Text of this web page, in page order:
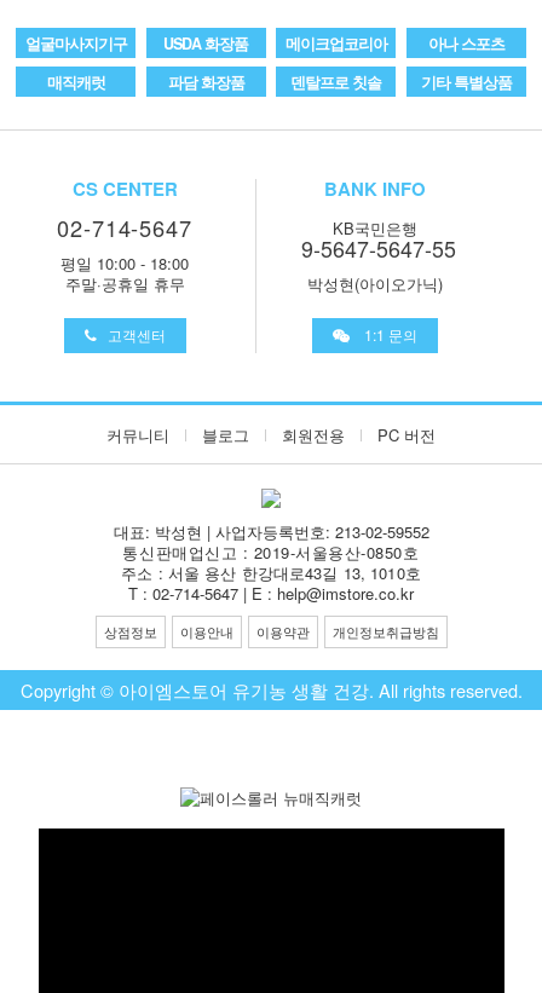
얼굴마사지기구 USDA 화장품 메이크업코리아
아나 스포츠
매직캐럿
파담 화장품 덴탈프로 칫솔 기타 특별상품
CS CENTER
02-714-5647
평일 10:00 - 18:00
주말·공휴일 휴무
고객센터
BANK INFO
KB국민은행
9-5647-5647-55
박성현(아이오가닉)
1:1 문의
커뮤니티 블로그 회원전용 PC 버전
대표: 박성현 | 사업자등록번호: 213-02-59552
통신판매업신고 : 2019-서울용산-0850호
주소 : 서울 용산 한강대로43길 13, 1010호
T : 02-714-5647 | E : help@imstore.co.kr
상점정보 이용안내 이용약관 개인정보취급방침
Copyright © 아이엠스토어 유기농 생활 건강. All rights reserved.